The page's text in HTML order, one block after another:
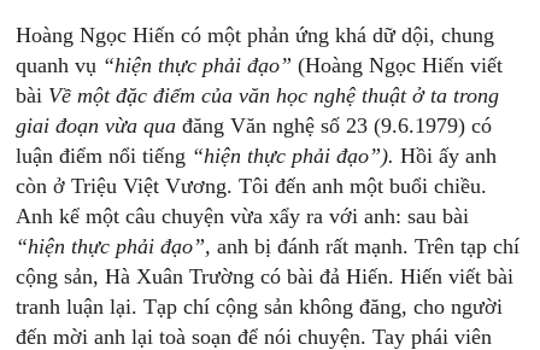
Hoàng Ngọc Hiến có một phản ứng khá dữ dội, chung
quanh vụ “hiện thực phải đạo” (Hoàng Ngọc Hiến viết
bài Về một đặc điểm của văn học nghệ thuật ở ta trong
giai đoạn vừa qua đăng Văn nghệ số 23 (9.6.1979) có
luận điểm nổi tiếng “hiện thực phải đạo”). Hồi ấy anh
còn ở Triệu Việt Vương. Tôi đến anh một buổi chiều.
Anh kể một câu chuyện vừa xẩy ra với anh: sau bài
“hiện thực phải đạo”, anh bị đánh rất mạnh. Trên tạp chí
cộng sản, Hà Xuân Trường có bài đả Hiến. Hiến viết bài
tranh luận lại. Tạp chí cộng sản không đăng, cho người
đến mời anh lại toà soạn để nói chuyện. Tay phái viên